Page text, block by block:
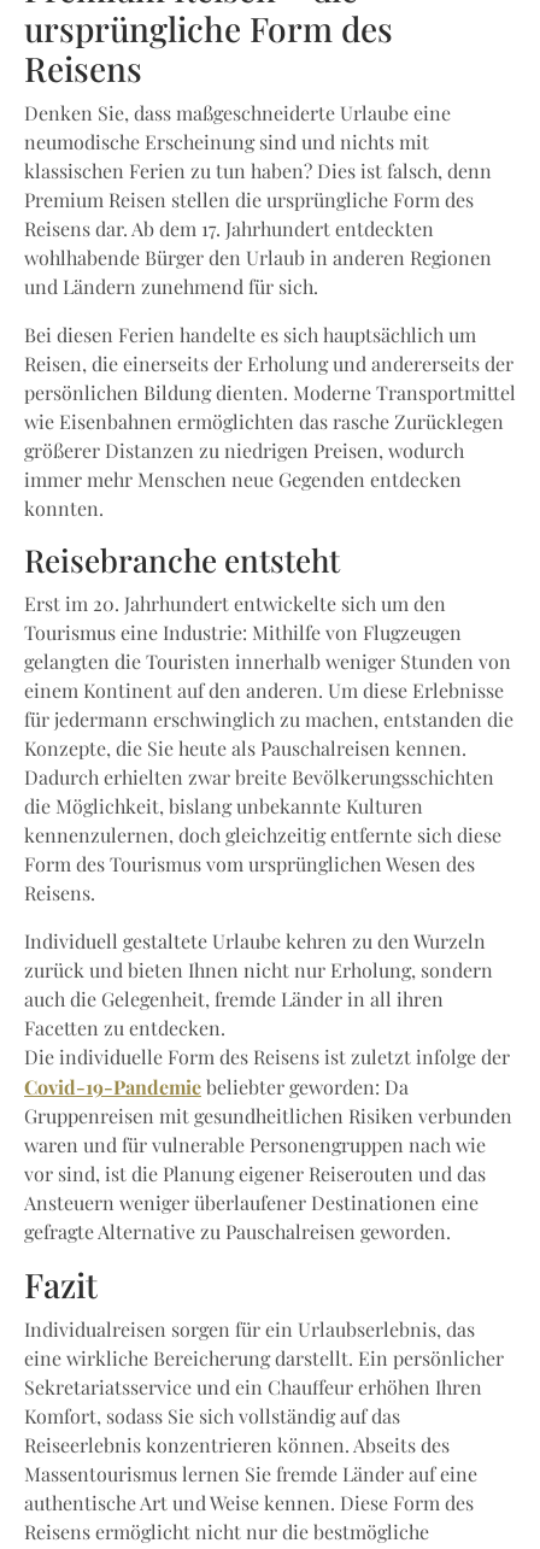
ursprüngliche Form des
Reisens
Denken Sie, dass maßgeschneiderte Urlaube eine
neumodische Erscheinung sind und nichts mit
klassischen Ferien zu tun haben? Dies ist falsch, denn
Premium Reisen stellen die ursprüngliche Form des
Reisens dar. Ab dem 17. Jahrhundert entdeckten
wohlhabende Bürger den Urlaub in anderen Regionen
und Ländern zunehmend für sich.
Bei diesen Ferien handelte es sich hauptsächlich um
Reisen, die einerseits der Erholung und andererseits der
persönlichen Bildung dienten. Moderne Transportmittel
wie Eisenbahnen ermöglichten das rasche Zurücklegen
größerer Distanzen zu niedrigen Preisen, wodurch
immer mehr Menschen neue Gegenden entdecken
konnten.
Reisebranche entsteht
Erst im 20. Jahrhundert entwickelte sich um den
Tourismus eine Industrie: Mithilfe von Flugzeugen
gelangten die Touristen innerhalb weniger Stunden von
einem Kontinent auf den anderen. Um diese Erlebnisse
für jedermann erschwinglich zu machen, entstanden die
Konzepte, die Sie heute als Pauschalreisen kennen.
Dadurch erhielten zwar breite Bevölkerungsschichten
die Möglichkeit, bislang unbekannte Kulturen
kennenzulernen, doch gleichzeitig entfernte sich diese
Form des Tourismus vom ursprünglichen Wesen des
Reisens.
Individuell gestaltete Urlaube kehren zu den Wurzeln
zurück und bieten Ihnen nicht nur Erholung, sondern
auch die Gelegenheit, fremde Länder in all ihren
Facetten zu entdecken.
Die individuelle Form des Reisens ist zuletzt infolge der
Covid-19-Pandemie beliebter geworden: Da
Gruppenreisen mit gesundheitlichen Risiken verbunden
waren und für vulnerable Personengruppen nach wie
vor sind, ist die Planung eigener Reiserouten und das
Ansteuern weniger überlaufener Destinationen eine
gefragte Alternative zu Pauschalreisen geworden.
Fazit
Individualreisen sorgen für ein Urlaubserlebnis, das
eine wirkliche Bereicherung darstellt. Ein persönlicher
Sekretariatsservice und ein Chauffeur erhöhen Ihren
Komfort, sodass Sie sich vollständig auf das
Reiseerlebnis konzentrieren können. Abseits des
Massentourismus lernen Sie fremde Länder auf eine
authentische Art und Weise kennen. Diese Form des
Reisens ermöglicht nicht nur die bestmögliche